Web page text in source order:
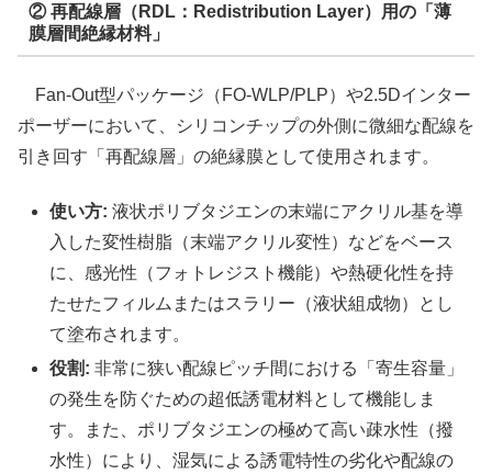
② 再配線層（RDL：Redistribution Layer）用の「薄
膜層間絶縁材料」
Fan-Out型パッケージ（FO-WLP/PLP）や2.5Dインター
ポーザーにおいて、シリコンチップの外側に微細な配線を
引き回す「再配線層」の絶縁膜として使用されます。
使い方: 液状ポリブタジエンの末端にアクリル基を導
入した変性樹脂（末端アクリル変性）などをベース
に、感光性（フォトレジスト機能）や熱硬化性を持
たせたフィルムまたはスラリー（液状組成物）とし
て塗布されます。
役割: 非常に狭い配線ピッチ間における「寄生容量」
の発生を防ぐための超低誘電材料として機能しま
す。また、ポリブタジエンの極めて高い疎水性（撥
水性）により、湿気による誘電特性の劣化や配線の